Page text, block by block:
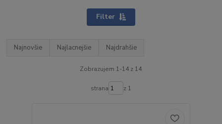
Filter
Najnovšie Najlacnejšie Najdrahšie
Zobrazujem 1-14 z 14
strana z 1